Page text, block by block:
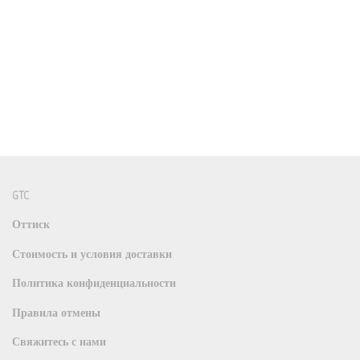
GTC
Оттиск
Стоимость и условия доставки
Политика конфиденциальности
Правила отмены
Свяжитесь с нами